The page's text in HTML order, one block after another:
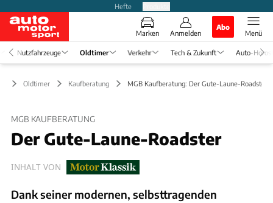
Hefte
Marken Anmelden
Abo
Menü
Nutzfahrzeuge Oldtimer Verkehr Tech & Zukunft Auto-
Oldtimer Kaufberatung MGB Kaufberatung: Der Gute-Laune-Roadster
MGB KAUFBERATUNG
Der Gute-Laune-Roadster
INHALT VON
Dank seiner modernen, selbsttragenden